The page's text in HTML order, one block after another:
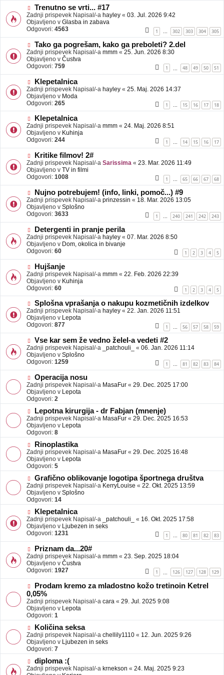
b
a
v
e
N
o
v
e
b
a
v
e
Trenutno se vrti... #17
Zadnji prispevek Napisal/-a hayley « 03. Jul. 2026 9:42
Objavljeno v Glasba in zabava
Odgovori: 4563 1 302 303 304 305
N
o
v
e
o
b
a
v
e
Tako ga pogrešam, kako ga preboleti? 2.del
Zadnji prispevek Napisal/-a mmm « 25. Jun. 2026 8:30
Objavljeno v Čustva
Odgovori: 759 1 48 49 50 51
N
o
v
e
o
b
a
v
e
Klepetalnica
Zadnji prispevek Napisal/-a hayley « 25. Maj. 2026 14:37
Objavljeno v Moda
Odgovori: 265 1 … 15 16 17 18
N
o
v
e
b
a
v
e
Klepetalnica
Zadnji prispevek Napisal/-a mmm « 24. Maj. 2026 8:51
Objavljeno v Kuhinja
Odgovori: 244 1 … 14 15 16 17
N
o
v
e
b
a
v
e
Kritike filmov! 2#
Zadnji prispevek Napisal/-a Sarissima « 23. Mar. 2026 11:49
Objavljeno v TV in filmi
Odgovori: 1008 1 … 65 66 67 68
N
o
v
e
b
a
v
e
Nujno potrebujem! (info, linki, pomoč...) #9
Zadnji prispevek Napisal/-a prinzessin « 18. Mar. 2026 13:05
Objavljeno v Splošno
Odgovori: 3633 1 240 241 242 243
N
o
v
e
o
b
a
v
e
Detergenti in pranje perila
Zadnji prispevek Napisal/-a hayley « 07. Mar. 2026 8:50
Objavljeno v Dom, okolica in bivanje
Odgovori: 60 1 2 3 4 5
N
o
v
e
o
b
a
v
e
Hujšanje
Zadnji prispevek Napisal/-a mmm « 22. Feb. 2026 22:39
Objavljeno v Kuhinja
Odgovori: 60 1 2 3 4 5
N
o
v
e
b
a
v
e
Splošna vprašanja o nakupu kozmetičnih izdelkov
Zadnji prispevek Napisal/-a hayley « 22. Jan. 2026 11:51
Objavljeno v Lepota
Odgovori: 877 1 … 56 57 58 59
N
o
v
e
b
a
v
e
Vse kar sem že vedno želel-a vedeti #2
Zadnji prispevek Napisal/-a _patchouli_ « 06. Jan. 2026 11:14
Objavljeno v Splošno
Odgovori: 1259 1 81 82 83 84
N
o
v
e
o
j
a
v
e
Operacija nosu
Zadnji prispevek Napisal/-a MasaFur « 29. Dec. 2025 17:00
Objavljeno v Lepota
Odgovori: 2
N
o
v
e
o
j
a
v
e
Lepotna kirurgija - dr Fabjan (mnenje)
Zadnji prispevek Napisal/-a MasaFur « 29. Dec. 2025 16:53
Objavljeno v Lepota
Odgovori: 8
N
o
v
e
o
b
j
a
v
e
Rinoplastika
Zadnji prispevek Napisal/-a MasaFur « 29. Dec. 2025 16:48
Objavljeno v Lepota
Odgovori: 5
N
o
v
e
o
j
a
v
e
Grafično oblikovanje logotipa športnega društva
Zadnji prispevek Napisal/-a KerryLouise « 22. Okt. 2025 13:59
Objavljeno v Splošno
Odgovori: 14
N
o
v
e
b
a
v
e
Klepetalnica
Zadnji prispevek Napisal/-a _patchouli_ « 16. Okt. 2025 17:58
Objavljeno v Ljubezen in seks
Odgovori: 1231 1 80 81 82 83
N
o
v
e
o
b
j
a
v
e
Priznam da...20#
Zadnji prispevek Napisal/-a mmm « 23. Sep. 2025 18:04
Objavljeno v Čustva
Odgovori: 1927 1 126 127 128 129
N
o
v
e
o
b
a
v
e
Prodam kremo za mladostno kožo tretinoin Ketrel
0,05%
Zadnji prispevek Napisal/-a cara « 29. Jul. 2025 9:08
Objavljeno v Lepota
Odgovori: 1
N
o
v
e
o
b
j
Količina seksa
Zadnji prispevek Napisal/-a chellily1110 « 12. Jun. 2025 9:26
Objavljeno v Ljubezen in seks
Odgovori: 7
N
o
diploma :(
Zadnji prispevek Napisal/-a krnekson « 24. Maj. 2025 9:23